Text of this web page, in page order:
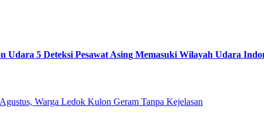
Udara 5 Deteksi Pesawat Asing Memasuki Wilayah Udara